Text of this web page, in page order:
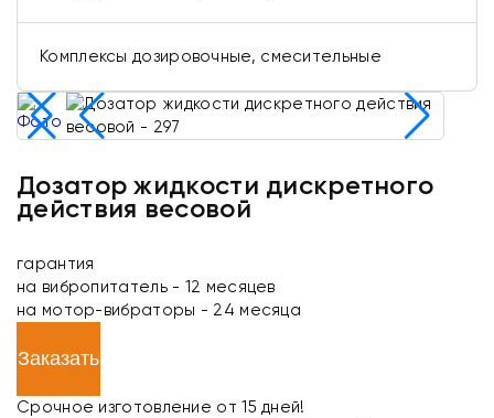
Комплексы дозировочные, смесительные
Дозатор жидкости дискретного
действия весовой
гарантия
на вибропитатель - 12 месяцев
на мотор-вибраторы - 24 месяца
Заказать
Срочное изготовление от 15 дней!